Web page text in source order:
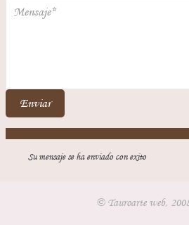
Enviar
Su mensaje se ha enviado con exito
© Tauroarte web,